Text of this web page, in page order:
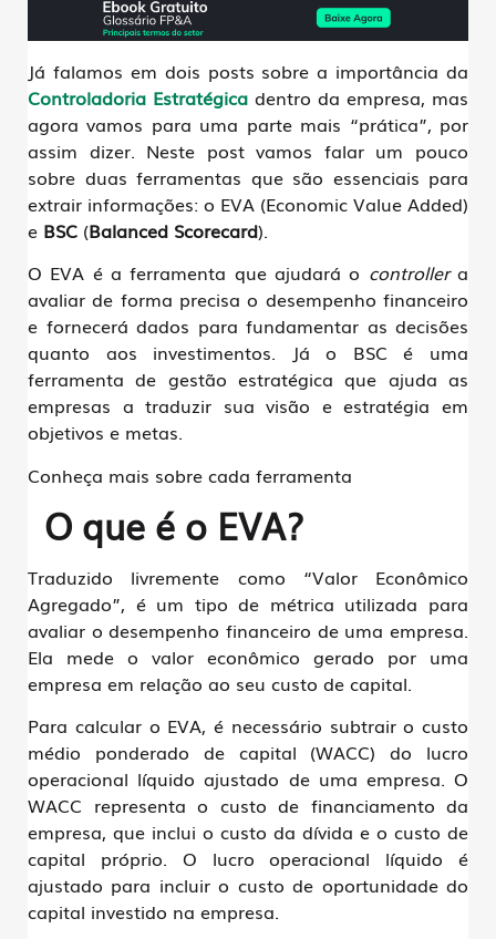
Já falamos em dois posts sobre a importância da
Controladoria Estratégica dentro da empresa, mas
agora vamos para uma parte mais “prática”, por
assim dizer. Neste post vamos falar um pouco
sobre duas ferramentas que são essenciais para
extrair informações: o EVA (Economic Value Added)
e BSC (Balanced Scorecard).
O EVA é a ferramenta que ajudará o controllera
avaliar de forma precisa o desempenho financeiro
e fornecerá dados para fundamentar as decisões
quanto aos investimentos. Já o BSC é uma
ferramenta de gestão estratégica que ajuda as
empresas a traduzir sua visão e estratégia em
objetivos e metas.
Conheça mais sobre cada ferramenta
O que é o EVA?
Traduzido livremente como “Valor Econômico
Agregado”, é um tipo de métrica utilizada para
avaliar o desempenho financeiro de uma empresa.
Ela mede o valor econômico gerado por uma
empresa em relação ao seu custo de capital.
Para calcular o EVA, é necessário subtrair o custo
médio ponderado de capital (WACC) do lucro
operacional líquido ajustado de uma empresa. O
WACC representa o custo de financiamento da
empresa, que inclui o custo da dívida e o custo de
capital próprio. O lucro operacional líquido é
ajustado para incluir o custo de oportunidade do
capital investido na empresa.